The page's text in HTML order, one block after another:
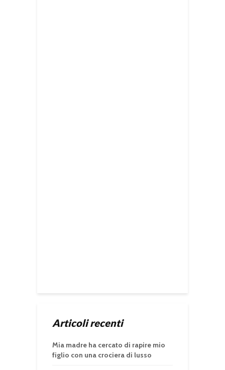
Articoli recenti
Mia madre ha cercato di rapire mio
figlio con una crociera di lusso